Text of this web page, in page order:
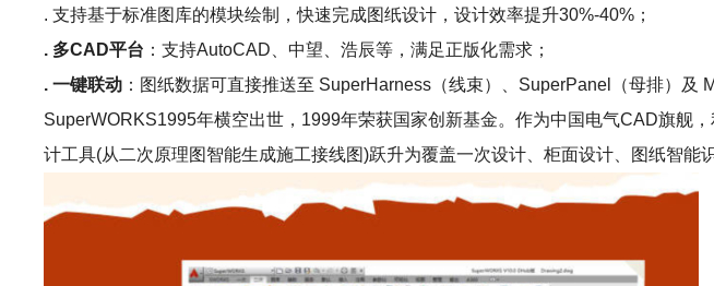
. 支持基于标准图库的模块绘制，快速完成图纸设计，设计效率提升30%-40%；
. 多CAD平台 ：支持AutoCAD、中望、浩辰等，满足正版化需求；
. 一键联动 ：图纸数据可直接推送至 SuperHarness（线束）、SuperPanel（母排）及
SuperWORKS1995年横空出世，1999年荣获国家创新基金。作为中国电气CAD旗舰
计工具(从二次原理图智能生成施工接线图)跃升为覆盖一次设计、柜面设计、图纸智能